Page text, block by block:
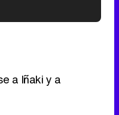
a Iñaki y a